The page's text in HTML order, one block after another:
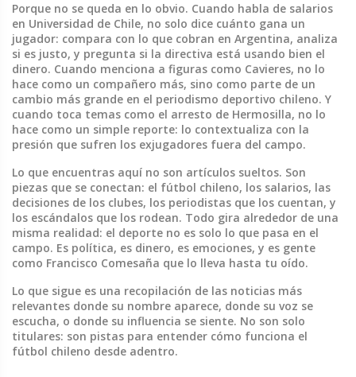
Porque no se queda en lo obvio. Cuando habla de salarios
en Universidad de Chile, no solo dice cuánto gana un
jugador: compara con lo que cobran en Argentina, analiza
si es justo, y pregunta si la directiva está usando bien el
dinero. Cuando menciona a figuras como Cavieres, no lo
hace como un compañero más, sino como parte de un
cambio más grande en el periodismo deportivo chileno. Y
cuando toca temas como el arresto de Hermosilla, no lo
hace como un simple reporte: lo contextualiza con la
presión que sufren los exjugadores fuera del campo.
Lo que encuentras aquí no son artículos sueltos. Son
piezas que se conectan: el fútbol chileno, los salarios, las
decisiones de los clubes, los periodistas que los cuentan, y
los escándalos que los rodean. Todo gira alrededor de una
misma realidad: el deporte no es solo lo que pasa en el
campo. Es política, es dinero, es emociones, y es gente
como Francisco Comesaña que lo lleva hasta tu oído.
Lo que sigue es una recopilación de las noticias más
relevantes donde su nombre aparece, donde su voz se
escucha, o donde su influencia se siente. No son solo
titulares: son pistas para entender cómo funciona el
fútbol chileno desde adentro.